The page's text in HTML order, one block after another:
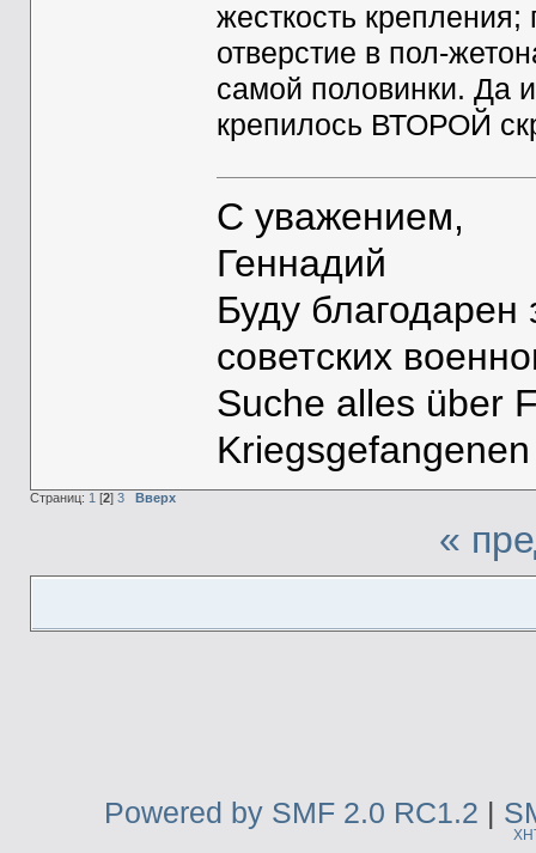
жесткость
отверстие в пол-
самой половинки. Да
крепилось ВТОРОЙ
С уважением,
Геннадий
Буду
советских
Suche alles über
Kriegsgefangenen
Страниц: 1 [2] 3 Вверх
«
Powered by SMF 2.0 RC1.2 |